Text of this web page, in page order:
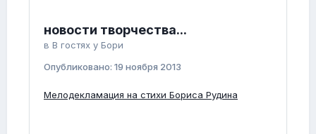
новости творчества...
в В гостях у Бори
Опубликовано: 19 ноября 2013
Мелодекламация на стихи Бориса Рудина